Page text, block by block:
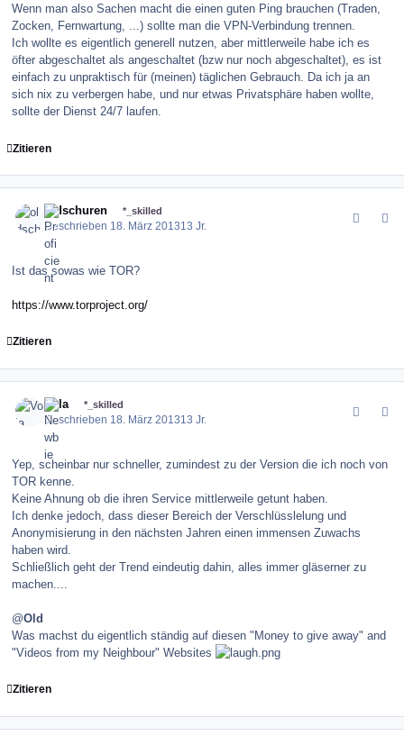
Wenn man also Sachen macht die einen guten Ping brauchen (Traden,
Zocken, Fernwartung, ...) sollte man die VPN-Verbindung trennen.
Ich wollte es eigentlich generell nutzen, aber mittlerweile habe ich es
öfter abgeschaltet als angeschaltet (bzw nur noch abgeschaltet), es ist
einfach zu unpraktisch für (meinen) täglichen Gebrauch. Da ich ja an
sich nix zu verbergen habe, und nur etwas Privatsphäre haben wollte,
sollte der Dienst 24/7 laufen.
Zitieren
oldschuren *_skilled
Geschrieben 18. März 201313 Jr.
Ist das sowas wie TOR?
https://www.torproject.org/
Zitieren
Vola *_skilled
Geschrieben 18. März 201313 Jr.
Yep, scheinbar nur schneller, zumindest zu der Version die ich noch von
TOR kenne.
Keine Ahnung ob die ihren Service mittlerweile getunt haben.
Ich denke jedoch, dass dieser Bereich der Verschlüsslelung und
Anonymisierung in den nächsten Jahren einen immensen Zuwachs
haben wird.
Schließlich geht der Trend eindeutig dahin, alles immer gläserner zu
machen....
@Old
Was machst du eigentlich ständig auf diesen "Money to give away" and
"Videos from my Neighbour" Websites
Zitieren